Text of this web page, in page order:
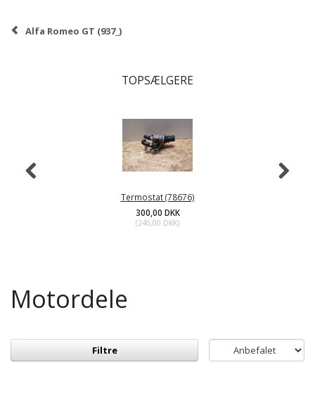
Alfa Romeo GT (937_)
TOPSÆLGERE
Termostat (78676)
300,00 DKK
(240,00 DKK)
Motordele
Filtre